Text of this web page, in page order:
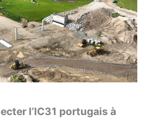
l’IC31 portugais à